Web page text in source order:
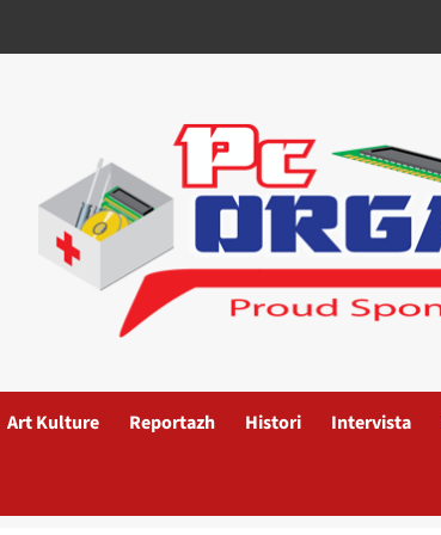
Art Kulture Reportazh Histori Intervista